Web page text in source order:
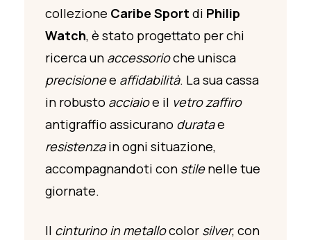
collezione Caribe Sport di Philip
Watch, è stato progettato per chi
ricerca un accessorioche unisca
precisionee affidabilità. La sua cassa
in robusto acciaioe il vetro zaffiro
antigraffio assicurano duratae
resistenzain ogni situazione,
accompagnandoti con stilenelle tue
giornate.
Il cinturino in metallocolor silver, con